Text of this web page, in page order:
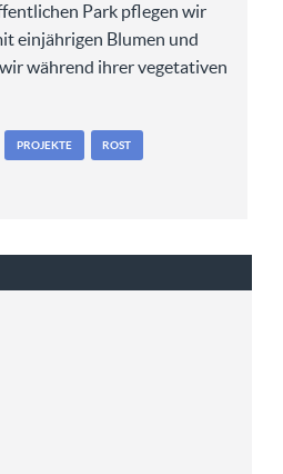
Park pflegen wir
einjährigen Blumen und
während ihrer vegetativen
PROJEKTE ROST